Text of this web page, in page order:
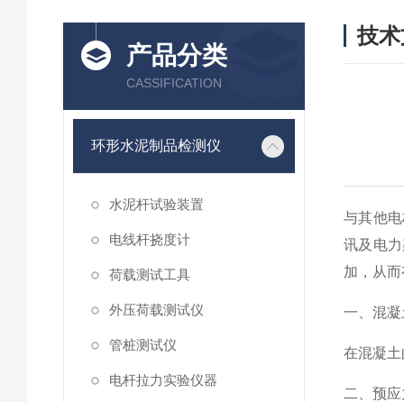
产品分类
CASSIFICATION
环形水泥制品检测仪
水泥杆试验装置
电线杆挠度计
荷载测试工具
外压荷载测试仪
管桩测试仪
电杆拉力实验仪器
技
与其他
讯及电
加，从
一、混
在混凝
二、预